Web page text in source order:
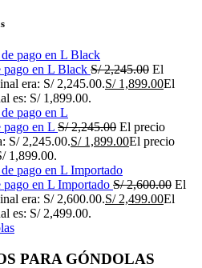
pago en L Black S/2,245.00 El
era: S/ 2,245.00.S/1,899.00El
es: S/ 1,899.00.
en L S/2,245.00 El precio
S/ 2,245.00.S/1,899.00El precio
1,899.00.
en L Importado S/2,600.00 El
era: S/ 2,600.00.S/2,499.00El
es: S/ 2,499.00.
PARA GÓNDOLAS